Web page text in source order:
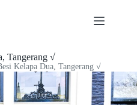
Tangerang √
Kelapa Dua, Tangerang √